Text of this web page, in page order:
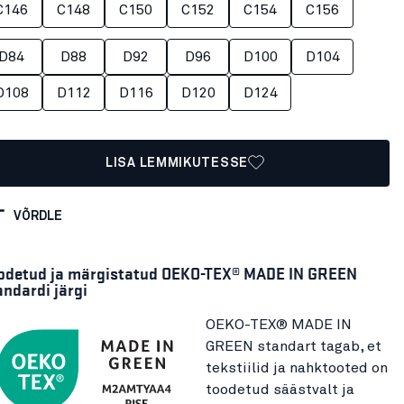
C148 C150 C152 C154 C156
D84 D88 D92 D96 D100 D104
D112 D116 D120 D124
LISA LEMMIKUTESSE
VÕRDLE
ja märgistatud OEKO-TEX® MADE IN GREEN
järgi
OEKO-TEX® MADE IN
GREEN standart tagab, et
tekstiilid ja nahktooted on
toodetud säästvalt ja